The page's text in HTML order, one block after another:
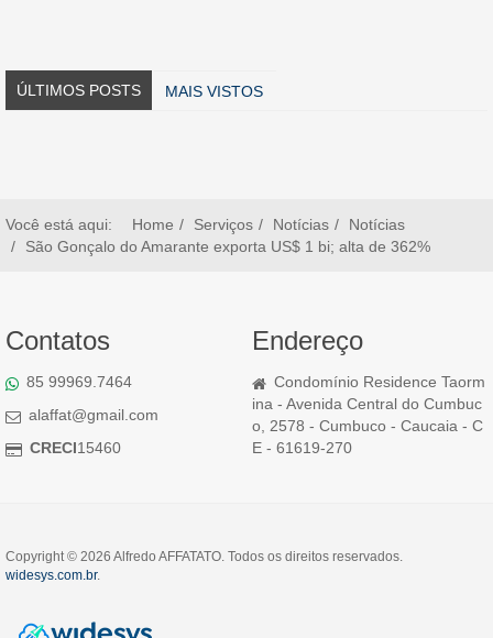
ÚLTIMOS POSTS MAIS VISTOS
Você está aqui: Home Serviços Notícias
Notícias
São Gonçalo do Amarante exporta US$ 1 bi; alta de 362%
Contatos
85 99969.7464
alaffat@gmail.com
CRECI15460
Endereço
Condomínio Residence Taorm
ina - Avenida Central do Cumbuc
o, 2578 - Cumbuco - Caucaia - C
E - 61619-270
Copyright © 2026 Alfredo AFFATATO. Todos os direitos reservados.
widesys.com.br.